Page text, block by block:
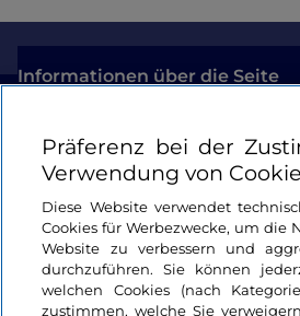
Informationen über die Seite
Nützliche Links
Login
Bleiben wir in Kontakt
Präferenz bei der
Verwendung von
Diese Website verwendet
Cookies für Werbezwecke, um die
Website zu verbessern und
durchzuführen. Sie können
welchen Cookies (nach
zustimmen, welche Sie